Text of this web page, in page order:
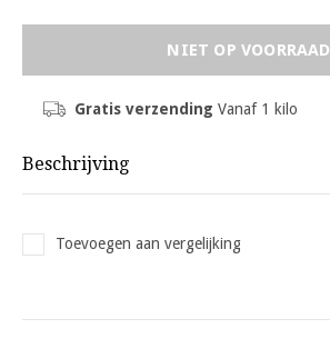
NIET OP VOORRAAD
Gratis verzending Vanaf 1 kilo
Beschrijving
Toevoegen aan vergelijking